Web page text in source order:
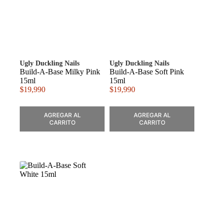
Ugly Duckling Nails
Build-A-Base Milky Pink
15ml
$19,990
AGREGAR AL
CARRITO
Ugly Duckling Nails
Build-A-Base Soft Pink
15ml
$19,990
AGREGAR AL
CARRITO